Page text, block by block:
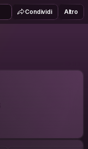
Condividi Altro